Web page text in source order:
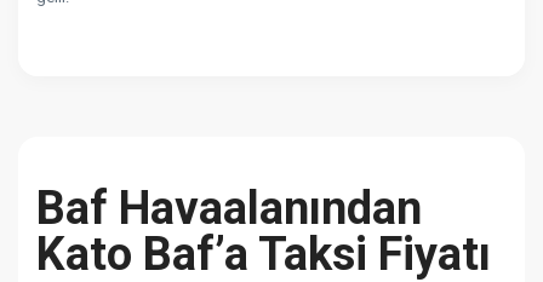
Baf Havaalanından
Kato Baf’a Taksi Fiyatı